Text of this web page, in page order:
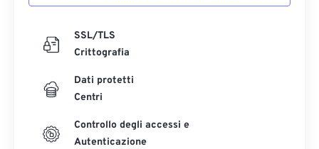
SSL/TLS
Crittografia
Dati protetti
Centri
Controllo degli accessi e
Autenticazione